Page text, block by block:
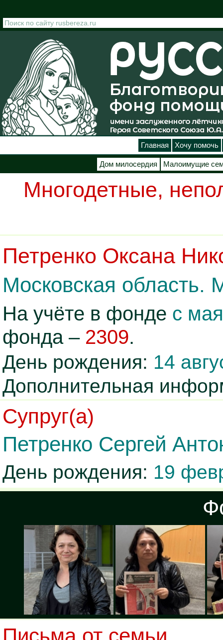
Главная Хочу помочь
Дом милосердия Малоимущие
Многодетные,
Петренко Оксана
Московская
На учёте в фонде с
фонда – 2309.
День рождения: 14
Дополнительная
Супруг(а)
Петренко Сергей
День рождения: 19